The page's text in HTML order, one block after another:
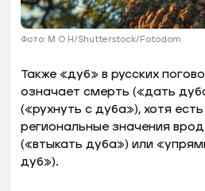
Фото: M O H/Shutterstock/Fotodom
Также «дуб» в русских
означает смерть («дать
(«рухнуть с дуба»), хотя
региональные значения
(«втыкать дуба») или
дуб»).